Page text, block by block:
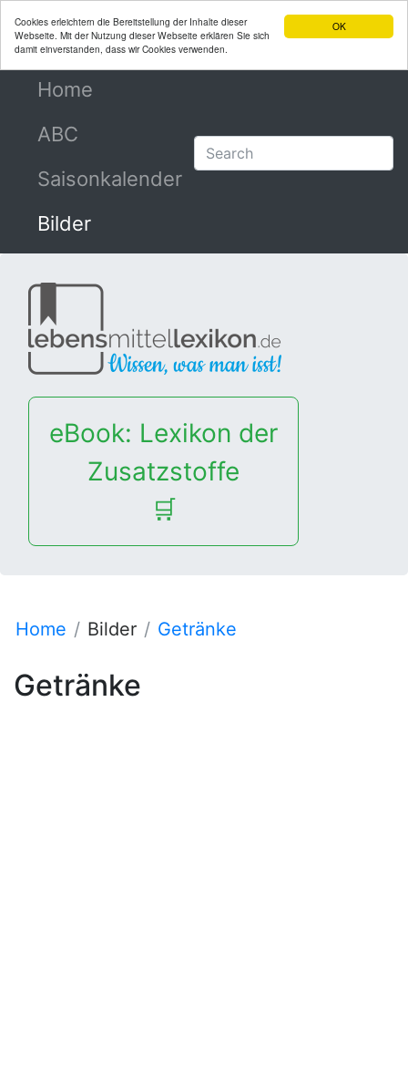
OK
Cookies erleichtern die Bereitstellung der Inhalte dieser
Webseite. Mit der Nutzung dieser Webseite erklären Sie sich
damit einverstanden, dass wir Cookies verwenden.
Home
ABC
Saisonkalender
Bilder
eBook: Lexikon der
Zusatzstoffe
🛒
Home Bilder Getränke
Getränke